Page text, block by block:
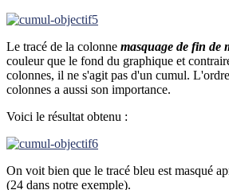
Le tracé de la colonne masquage de fin de
couleur que le fond du graphique et
colonnes, il ne s'agit pas d'un cumul.
colonnes a aussi son importance.
Voici le résultat obtenu :
On voit bien que le tracé bleu est masqué
(24 dans notre exemple).